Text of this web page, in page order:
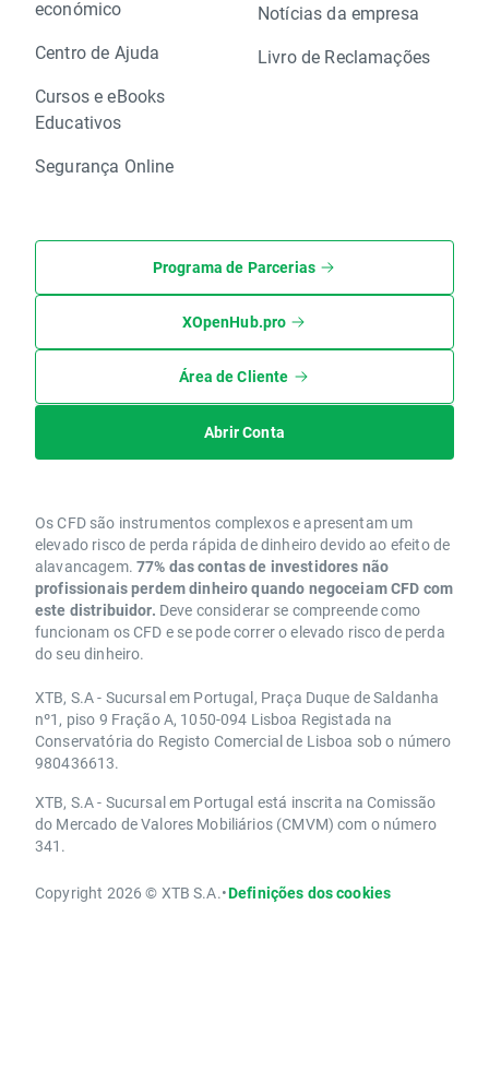
económico
Centro de Ajuda
Cursos e eBooks
Educativos
Segurança Online
Notícias da empresa
Livro de Reclamações
Programa de Parcerias
XOpenHub.pro
Área de Cliente
Abrir Conta
Os CFD são instrumentos complexos e apresentam um
elevado risco de perda rápida de dinheiro devido ao efeito de
alavancagem. 77% das contas de investidores não
profissionais perdem dinheiro quando negoceiam CFD com
este distribuidor. Deve considerar se compreende como
funcionam os CFD e se pode correr o elevado risco de perda
do seu dinheiro.
XTB, S.A - Sucursal em Portugal, Praça Duque de Saldanha
nº1, piso 9 Fração A, 1050-094 Lisboa Registada na
Conservatória do Registo Comercial de Lisboa sob o número
980436613.
XTB, S.A - Sucursal em Portugal está inscrita na Comissão
do Mercado de Valores Mobiliários (CMVM) com o número
341.
Copyright 2026 © XTB S.A.•Definições dos cookies